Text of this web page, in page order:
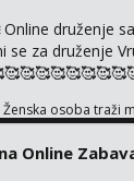
druženje
se za druženje
ili
Ženska osoba traži
Online